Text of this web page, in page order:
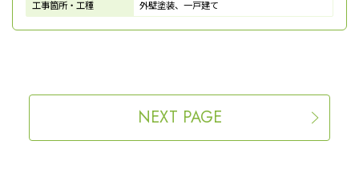
工事箇所・工種 外壁塗装、一戸建て
NEXT PAGE